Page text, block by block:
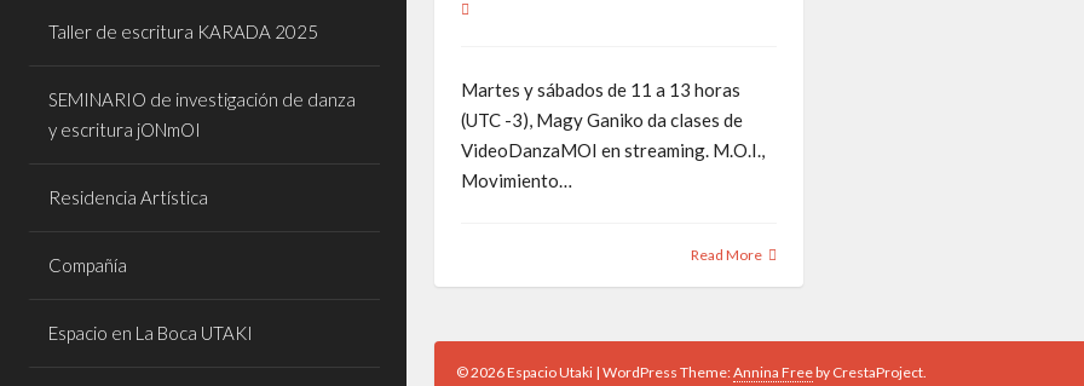
Taller de escritura KARADA 2025
SEMINARIO de investigación de danza
y escritura jONmOI
Residencia Artística
Compañía
Espacio en La Boca UTAKI
Martes y sábados de 11 a 13 horas
(UTC -3), Magy Ganiko da clases de
VideoDanzaMOI en streaming. M.O.I.,
Movimiento…
Read More
© 2026 Espacio Utaki | WordPress Theme:Annina Freeby CrestaProject.